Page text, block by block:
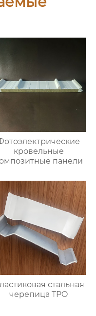
кровельные
панели
стальная
черепица TPO